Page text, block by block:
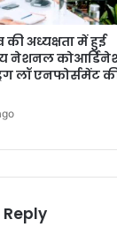
अध्यक्षता में हुई
नेशनल
लॉ एनफोर्समेंट
Reply